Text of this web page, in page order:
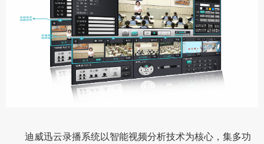
迪威迅云录播系统以智能视频分析技术为核心，集多功